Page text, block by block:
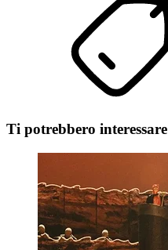
Ti potrebbero interessare